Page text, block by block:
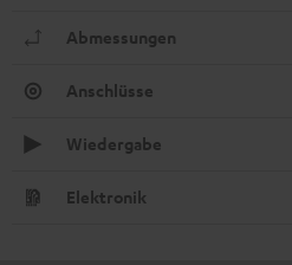
Abmessungen
Anschlüsse
Wiedergabe
Elektronik